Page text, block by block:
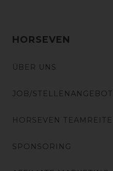
HORSEVEN
ÜBER UNS
JOB/
HORSEVEN
SPONSORING